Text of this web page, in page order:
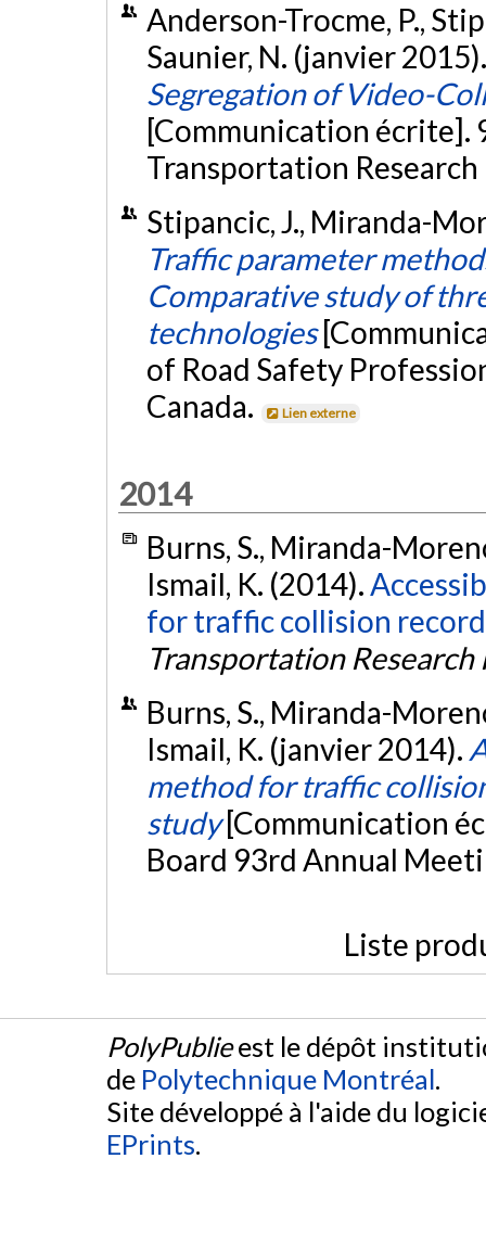
Anderson-Trocme, P.,
Saunier, N. (janvier
Segregation of Video-
[Communication
Transportation
Stipancic, J., Miranda-
Traffic parameter
Comparative study of
technologies
of Road Safety
Canada.
Lien externe
2014
Burns, S., Miranda-
Ismail, K. (2014).
for traffic collision
Transportation Research
Burns, S., Miranda-
Ismail, K. (janvier 2014).
method for traffic
study [Communication
Board 93rd Annual
Liste
PolyPublieest le dépôt
de Polytechnique Montréal.
Site développé à l'aide du
EPrints.